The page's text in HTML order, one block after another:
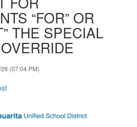
“FOR” OR
THE SPECIAL
(07:04 PM)